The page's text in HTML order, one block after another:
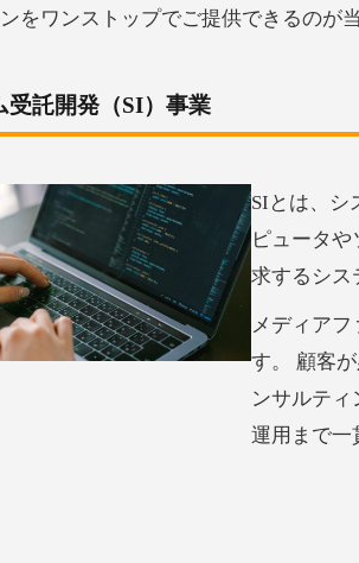
をワンストップでご提供できるのが
受託開発（SI）事業
SIとは、シ
ピュータや
求するシス
メディアフ
す。 顧客
ンサルティ
運用まで一